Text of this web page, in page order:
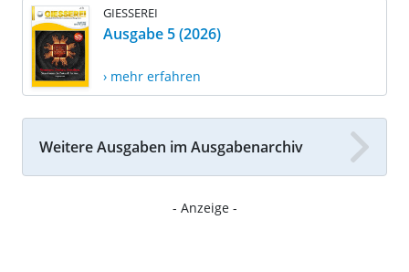
GIESSEREI
Ausgabe 5 (2026)
› mehr erfahren
Weitere Ausgaben im Ausgabenarchiv
- Anzeige -